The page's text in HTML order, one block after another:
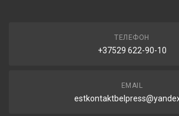
ТЕЛЕФОН
+37529 622-90-10
EMAIL